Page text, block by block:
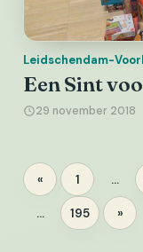
Leidschendam-
Een Sint
29 november 2018
« Pagina
1 …
… Pagina
195 »